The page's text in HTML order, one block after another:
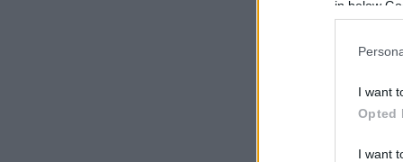
in below
I want
Opted
I want